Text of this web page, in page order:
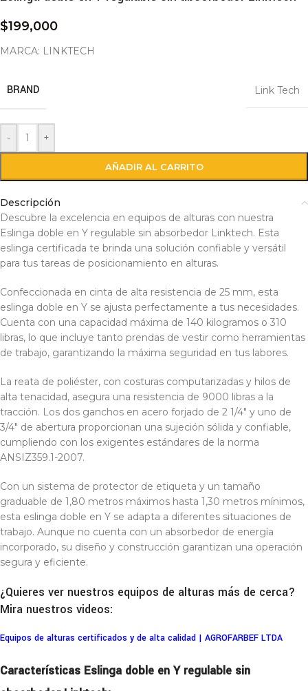
$199,000
MARCA: LINKTECH
BRAND Link Tech
- +
AÑADIR AL CARRITO
Descripción
Descubre la excelencia en equipos de alturas con nuestra
Eslinga doble en Y regulable sin absorbedor Linktech. Esta
eslinga certificada te brinda una solución confiable y versátil
para tus tareas de posicionamiento en alturas.
Confeccionada en cinta de alta resistencia de 25 mm, esta
eslinga doble en Y se ajusta perfectamente a tus necesidades.
Cuenta con una capacidad máxima de 140 kilogramos o 310
libras, lo que incluye tanto prendas de vestir como herramientas
de trabajo, garantizando la máxima seguridad en tus labores.
La reata de poliéster, con costuras computarizadas y hilos de
alta tenacidad, asegura una resistencia de 9000 libras a la
tracción. Los dos ganchos en acero forjado de 2 1/4″ y uno de
3/4″ de abertura proporcionan una sujeción sólida y confiable,
cumpliendo con los exigentes estándares de la norma
ANSIZ359.1-2007.
Con un sistema de protector de etiqueta y un tamaño
graduable de 1,80 metros máximos hasta 1,30 metros mínimos,
esta eslinga doble en Y se adapta a diferentes situaciones de
trabajo. Aunque no cuenta con un absorbedor de energía
incorporado, su diseño y construcción garantizan una operación
segura y eficiente.
¿Quieres ver nuestros equipos de alturas más de cerca?
Mira nuestros videos:
Equipos de alturas certificados y de alta calidad | AGROFARBEF LTDA
Características Eslinga doble en Y regulable sin